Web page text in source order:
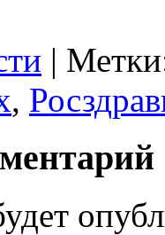
|
,